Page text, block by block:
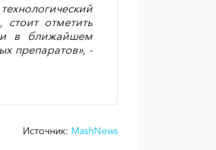
отметить
и в ближайшем
препаратов», -
Источник: MashNews